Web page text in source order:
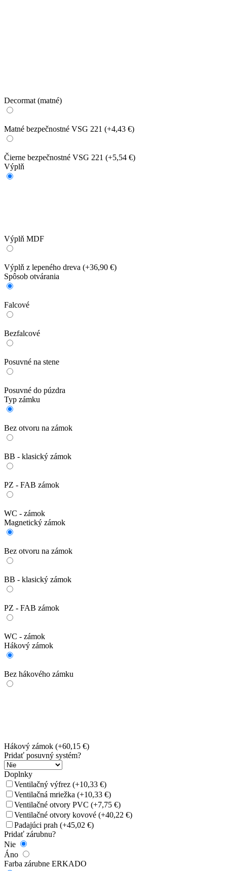
Decormat (matné)
Matné bezpečnostné VSG 221 (+4,43 €)
Čierne bezpečnostné VSG 221 (+5,54 €)
Výplň
Výplň MDF
Výplň z lepeného dreva (+36,90 €)
Spôsob otvárania
Falcové
Bezfalcové
Posuvné na stene
Posuvné do púzdra
Typ zámku
Bez otvoru na zámok
BB - klasický zámok
PZ - FAB zámok
WC - zámok
Magnetický zámok
Bez otvoru na zámok
BB - klasický zámok
PZ - FAB zámok
WC - zámok
Hákový zámok
Bez hákového zámku
Hákový zámok (+60,15 €)
Pridať posuvný systém?
Doplnky
Ventilačný výfrez (+10,33 €)
Ventilačná mriežka (+10,33 €)
Ventilačné otvory PVC (+7,75 €)
Ventilačné otvory kovové (+40,22 €)
Padajúci prah (+45,02 €)
Pridať zárubnu?
Nie
Áno
Farba zárubne ERKADO